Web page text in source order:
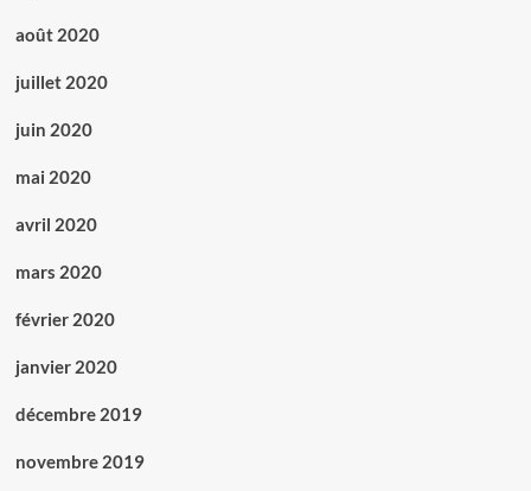
août 2020
juillet 2020
juin 2020
mai 2020
avril 2020
mars 2020
février 2020
janvier 2020
décembre 2019
novembre 2019